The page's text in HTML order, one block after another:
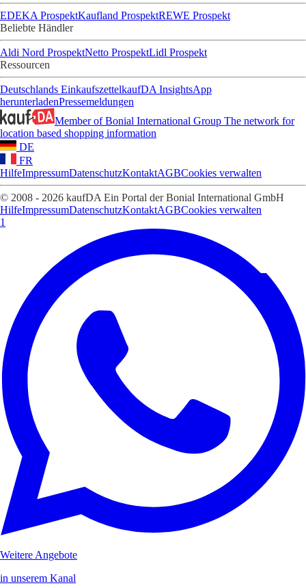
EDEKA ProspektKaufland ProspektREWE Prospekt
Beliebte Händler
Aldi Nord ProspektNetto ProspektLidl Prospekt
Ressourcen
Deutschlands EinkaufszettelkaufDA InsightsApp
herunterladenPressemeldungen
Member of Bonial International Group The network for
location based shopping information
DE
FR
HilfeImpressumDatenschutzKontaktAGBCookies verwalten
© 2008 - 2026 kaufDA Ein Portal der Bonial International GmbH
HilfeImpressumDatenschutzKontaktAGBCookies verwalten
1
Weitere Angebote
in unserem Kanal